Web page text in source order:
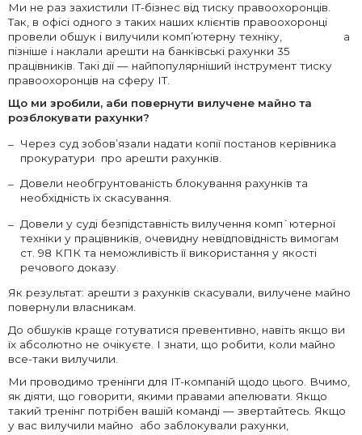
Ми не раз захистили IT-бізнес від тиску правоохоронців.
Так, в офісі одного з таких наших клієнтів правоохоронці
провели обшук і вилучили комп’ютерну техніку, а
пізніше і наклали арешти на банківські рахунки 35
працівників. Такі дії — найпопулярніший інструмент тиску
правоохоронців на сферу ІТ.
Що ми зробили, аби повернути вилучене майно та
розблокувати рахунки?
Через суд зобов’язали надати копії постанов керівника
прокуратури про арешти рахунків.
Довели необгрунтованість блокування рахунків та
необхідність їх скасування.
Довели у суді безпідставність вилучення комп`ютерної
техніки у працівників, очевидну невідповідність вимогам
ст. 98 КПК та неможливість її використання у якості
речового доказу.
Як результат: арешти з рахунків скасували, вилучене майно
повернули власникам.
До обшуків краще готуватися превентивно, навіть якщо ви
їх абсолютно не очікуєте. І знати, що робити, коли майно
все-таки вилучили.
Ми проводимо тренінги для IT-компаній щодо цього. Вчимо,
як діяти, що говорити, якими правами апелювати. Якщо
такий тренінг потрібен вашій команді — звертайтесь. Якщо
у вас вилучили майно або заблокували рахунки,